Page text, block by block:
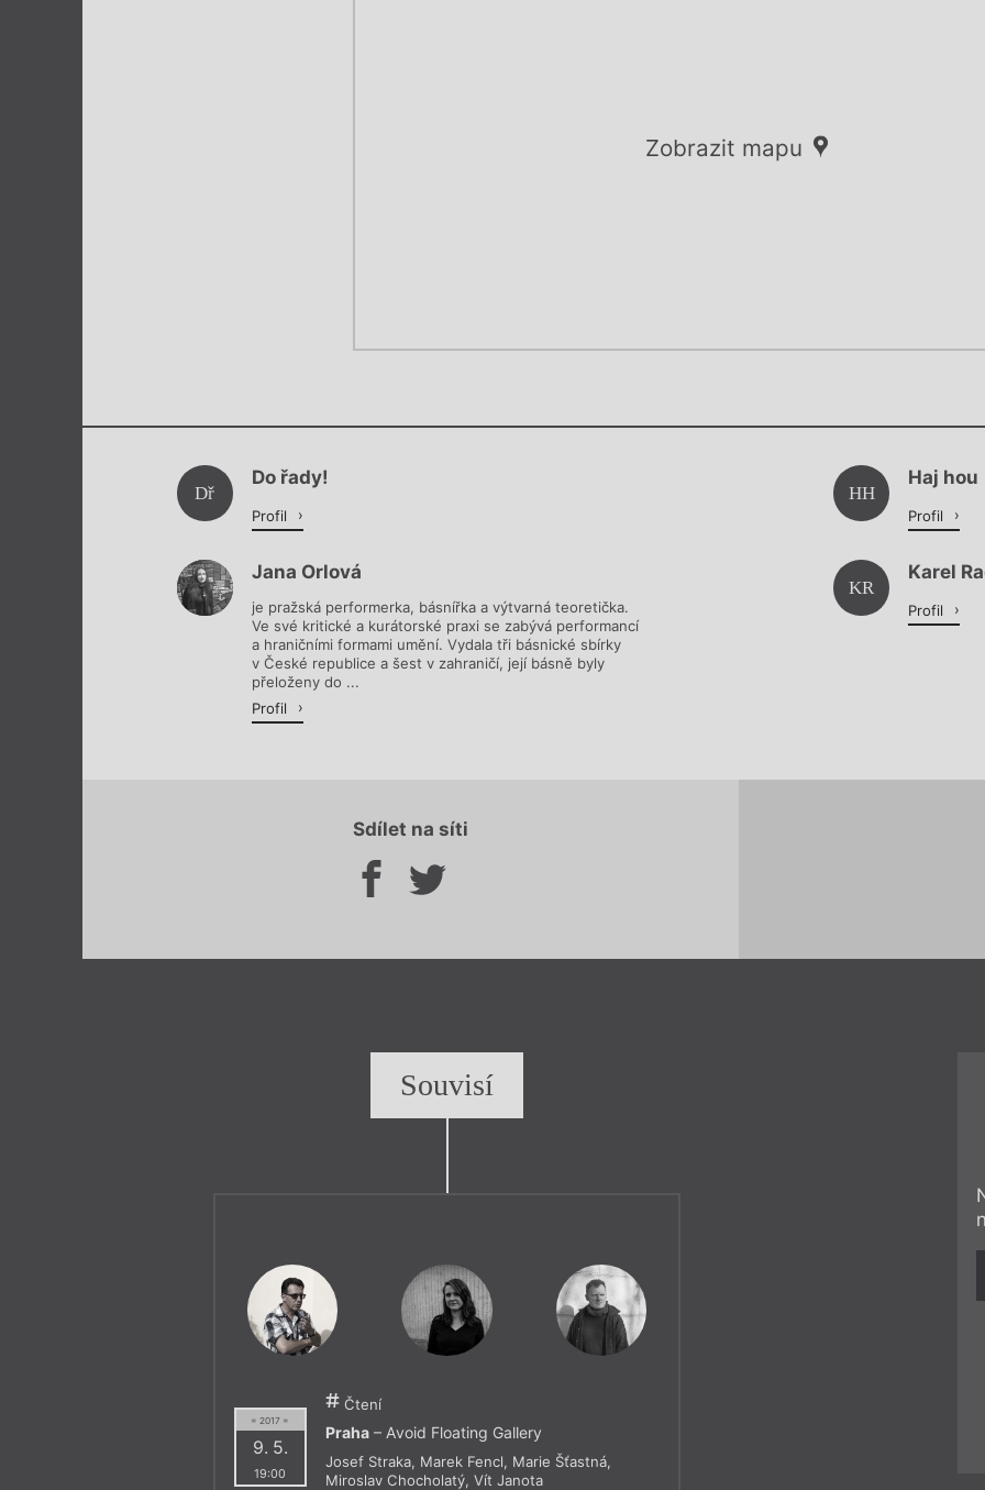
Zobrazit mapu
Chviličku.
Dř
Do řady!
Profil
HH
Haj hou
Profil
Jana Orlová
je pražská performerka, básnířka a výtvarná teoretička.
Ve své kritické a kurátorské praxi se zabývá performancí
a hraničními formami umění. Vydala tři básnické sbírky
v České republice a šest v zahraničí, její básně byly
přeloženy do ...
Profil
KR
Karel
Profil
Sdílet na síti
Souvisí
= 2017 =
9. 5.
19:00
Čtení
Praha – Avoid Floating Gallery
Josef Straka, Marek Fencl, Marie Šťastná,
Miroslav Chocholatý,Vít Janota